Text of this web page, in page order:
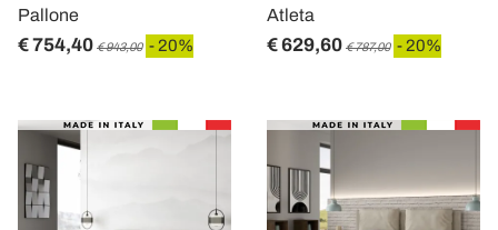
Pallone
€ 754,40 € 943,00 - 20%
Atleta
€ 629,60 € 787,00 - 20%